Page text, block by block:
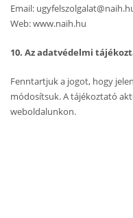
Email:
Web: www.naih.hu
10. Az adatvédelmi
Fenntartjuk a jogot, hogy
módosítsuk. A tájékoztató
weboldalunkon.